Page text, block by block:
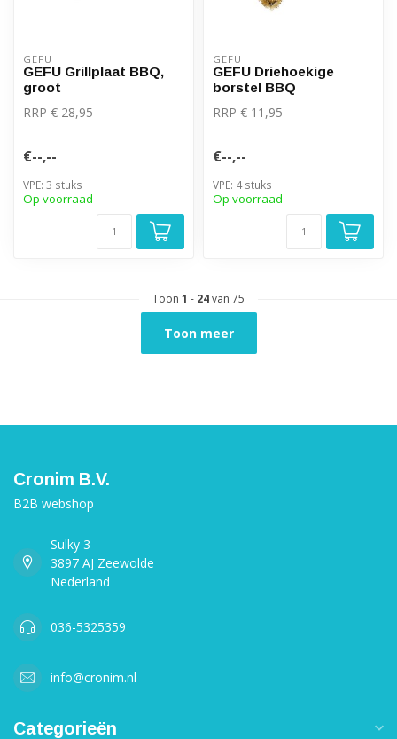
GEFU
GEFU Grillplaat BBQ,
groot
RRP € 28,95
€--,--
VPE: 3 stuks
Op voorraad
GEFU
GEFU Driehoekige
borstel BBQ
RRP € 11,95
€--,--
VPE: 4 stuks
Op voorraad
Toon 1 - 24van 75
Toon meer
Cronim B.V.
B2B webshop
Sulky 3
3897 AJ Zeewolde
Nederland
036-5325359
info@cronim.nl
Categorieën